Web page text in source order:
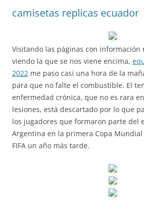
camisetas replicas ecuador
Visitando las páginas con información
viendo la que se nos viene encima,
2022 me paso casi una hora de la
para que no falte el combustible. El
enfermedad crónica, que no es rara
lesiones, está descartado por lo que
los jugadores que formaron parte del
Argentina en la primera Copa
FIFA un año más tarde.